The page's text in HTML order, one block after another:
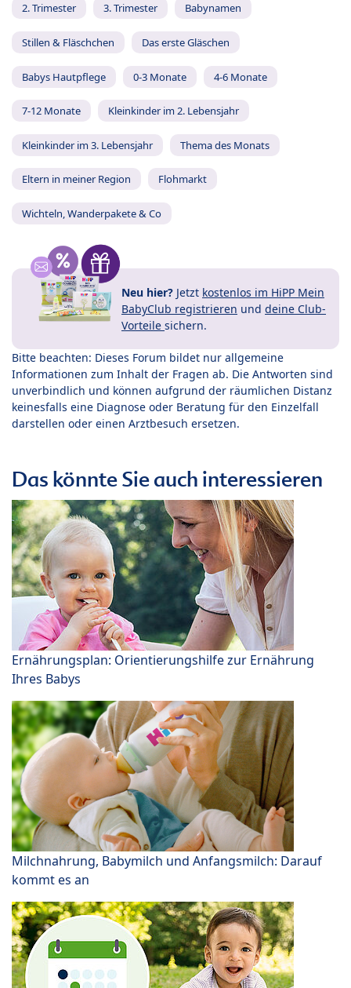
2. Trimester 3. Trimester Babynamen
Stillen & Fläschchen Das erste Gläschen
Babys Hautpflege 0-3 Monate 4-6 Monate
7-12 Monate Kleinkinder im 2. Lebensjahr
Kleinkinder im 3. Lebensjahr Thema des Monats
Eltern in meiner Region Flohmarkt
Wichteln, Wanderpakete & Co
Neu hier? Jetzt kostenlos im HiPP Mein
BabyClub registrieren und deine Club-
Vorteile sichern.
Bitte beachten: Dieses Forum bildet nur allgemeine
Informationen zum Inhalt der Fragen ab. Die Antworten sind
unverbindlich und können aufgrund der räumlichen Distanz
keinesfalls eine Diagnose oder Beratung für den Einzelfall
darstellen oder einen Arztbesuch ersetzen.
Das könnte Sie auch interessieren
Ernährungsplan: Orientierungshilfe zur Ernährung
Ihres Babys
Milchnahrung, Babymilch und Anfangsmilch: Darauf
kommt es an